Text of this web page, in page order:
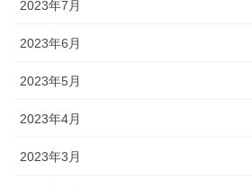
2023年7月
2023年6月
2023年5月
2023年4月
2023年3月